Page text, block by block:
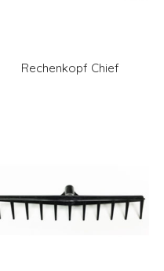
Rechenkopf Chief